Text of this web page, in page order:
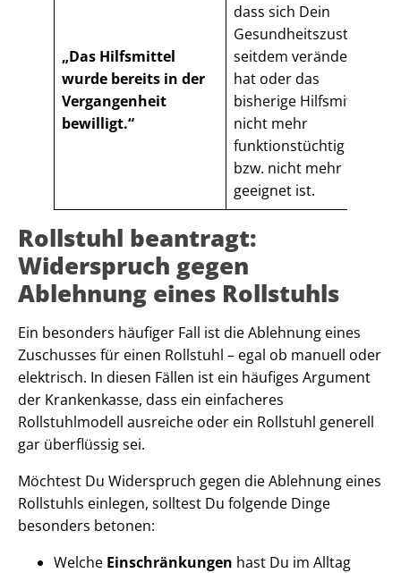
„Das Hilfsmittel
wurde bereits in der
Vergangenheit
bewilligt.“
dass sich Dein
Gesundheitszustand
seitdem verändert
hat oder das
bisherige Hilfsmittel
nicht mehr
funktionstüchtig
bzw. nicht mehr
geeignet ist.
Rollstuhl beantragt:
Widerspruch gegen
Ablehnung eines Rollstuhls
Ein besonders häufiger Fall ist die Ablehnung eines
Zuschusses für einen Rollstuhl – egal ob manuell oder
elektrisch. In diesen Fällen ist ein häufiges Argument
der Krankenkasse, dass ein einfacheres
Rollstuhlmodell ausreiche oder ein Rollstuhl generell
gar überflüssig sei.
Möchtest Du Widerspruch gegen die Ablehnung eines
Rollstuhls einlegen, solltest Du folgende Dinge
besonders betonen:
Welche Einschränkungen hast Du im Alltag